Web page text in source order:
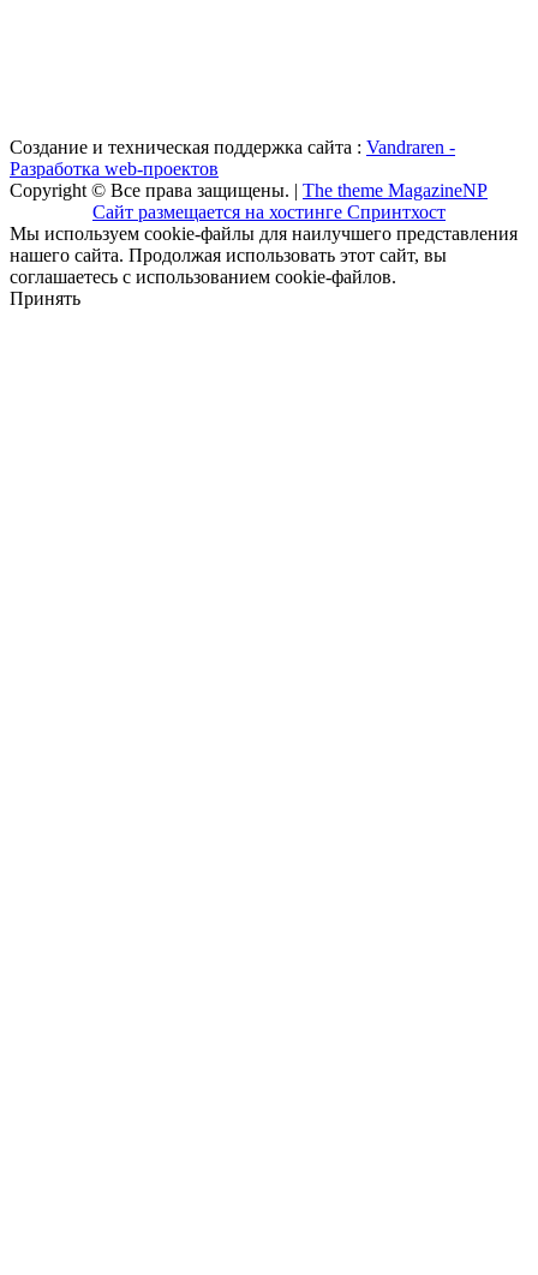
Создание и техническая поддержка сайта : Vandraren -
Разработка web-проектов
Copyright © Все права защищены. | The theme MagazineNP
Сайт размещается на хостинге Спринтхост
Мы используем cookie-файлы для наилучшего представления
нашего сайта. Продолжая использовать этот сайт, вы
соглашаетесь с использованием cookie-файлов.
Принять